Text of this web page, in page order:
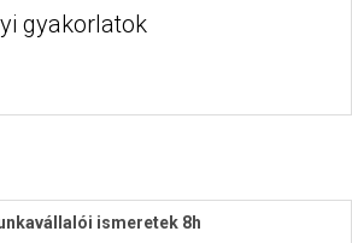
gyakorlatok
ismeretek 8h